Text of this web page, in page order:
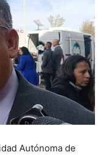
Autónoma de